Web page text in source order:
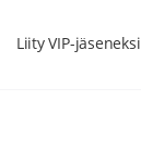
Liity VIP-jäseneksi